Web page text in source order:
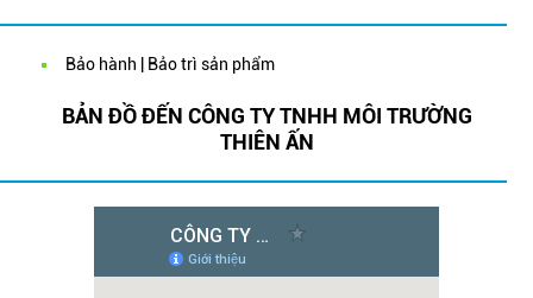
Bảo hành | Bảo trì sản phẩm
BẢN ĐỒ ĐẾN CÔNG TY TNHH MÔI TRƯỜNG
THIÊN ẤN